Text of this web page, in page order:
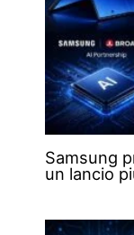
Samsung
un lancio